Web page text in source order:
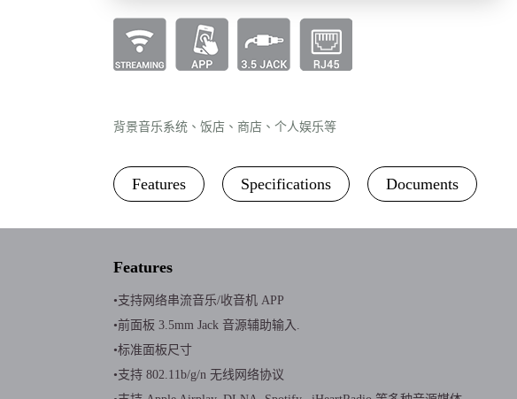
背景音乐系统、饭店、商店、个人娱乐等
Features Specifications Documents
Features
•支持网络串流音乐/收音机 APP
•前面板 3.5mm Jack 音源辅助输入.
•标准面板尺寸
•支持 802.11b/g/n 无线网络协议